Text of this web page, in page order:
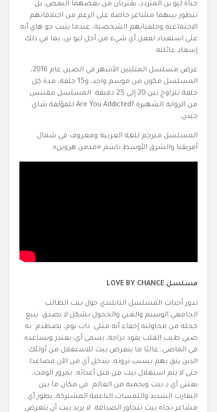
حياة ليو ين المتردد، يقتربان من بعضهما البعض، بل
تتطور بينهما مشاعر خاصة على الرغم من اختلافاتهم
الاجتماعية وخلفياتهم الشخصية، عندما يثبت جو هاي أنه
على استعداد لفعل أي شيء من أجل ليو ين، بما في ذلك
إسعاد عائلته.
عرض مسلسل المثليين الأشهر في الصين عام 2016،
المسلسل مكون من موسم واحد، و15 حلقة، مدة كل
حلقة تتراوح بين 20 إلى 25 دقيقة. المسلسل مقتبس
من الرواية الشهيرة ?Are You Addicted للمؤلفة شاي
جيدن.
المسلسل مترجم للغة العربية ومعروف في شمال
أفريقيا والشرق الأوسط باسم «مدمن هروين».
مسلسل LOVE BY CHANCE
تدور أحداث المسلسل التايلندي حول بيت الطالب
الجامعي الوسيم والغني والخجول بشكل لا يصدق. ينبع
خجله من محاولته إخفاء أنه مثلي. ذات يوم، يصطدم به
صبي طيب القلب يقود دراجة، يسمى أي، يعتذر ويساعده.
في الماضي، غالبًا ما يتعرض بيت للاستغلال من أولئك
الذين يثق بهم بسبب ثروته. يتدخل أي من الآن فصاعدا
حتى لا يتم استغلال بيت من قبل أعدائه. بمرور الوقت،
يعتني أي بـ بيت ويحميه من العالم. في مكان ما بين
التقارب الشديد واللمسات الناعمة المشتركة، يطور أي
مشاعر تجاه بيت تتجاوز الصداقة. لا يريد بيت أن يتعرض